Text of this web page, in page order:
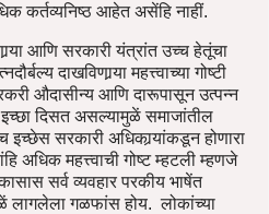
कर्तव्यनिष्ठ आहेत असेंहि नाहीं.
आणि सरकारी यंत्रांत उच्च हेतूंचा
दाखविणार्‍या महत्त्वाच्या गोष्टी
औदासीन्य आणि दारूपासून उत्पन्न
इच्छा दिसत असल्यामुळें समाजांतील
इच्छेस सरकारी अधिकार्‍यांकडून होणारा
अधिक महत्त्वाची गोष्ट म्हटली म्हणजे
सर्व व्यवहार परकीय भाषेंत
लागलेला गळफांस होय. लोकांच्या